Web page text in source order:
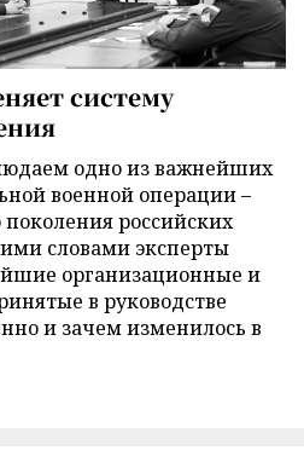
систему
одно из важнейших
военной операции –
российских
словами эксперты
организационные и
в руководстве
и зачем изменилось в